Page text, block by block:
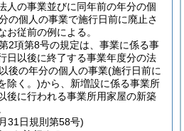
人の事業並びに同年前の年分の個
の個人の事業で施行日前に廃止さ
お従前の例による。
2項第8号の規定は、事業に係る事
日以後に終了する事業年度分の法
後の年分の個人の事業(施行日前に
除く。)から、新増設に係る事業所
後に行われる事業所用家屋の新築
31日規則第58号)